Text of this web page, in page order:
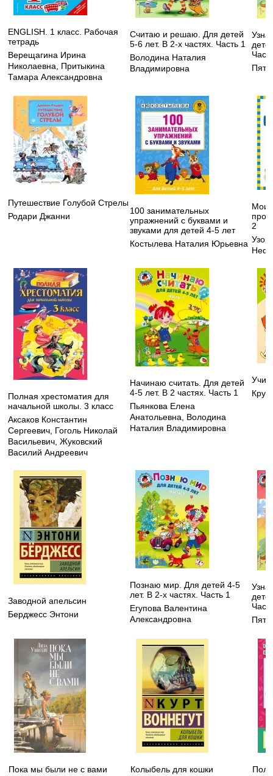
ENGLISH. 1 класс. Рабочая
тетрадь
Верещагина Ирина
Николаевна, Притыкина
Тамара Александровна
Считаю и решаю. Для детей
5-6 лет. В 2-х частях. Часть 1
Володина Наталия
Владимировна
Путешествие Голубой Стрелы
Родари Джанни
100 занимательных
упражнений с буквами и
звуками для детей 4-5 лет
Костылева Наталия Юрьевна
Мои
2
Полная хрестоматия для
начальной школы. 3 класс
Аксаков Константин
Сергеевич, Гоголь Николай
Васильевич, Жуковский
Василий Андреевич
Начинаю считать. Для детей
4-5 лет. В 2 частях. Часть 1
Пьянкова Елена
Анатольевна, Володина
Наталия Владимировна
Заводной апельсин
Берджесс Энтони
Познаю мир. Для детей 4-5
лет. В 2-х частях. Часть 1
Егупова Валентина
Александровна
Пока мы были не с вами Колыбель для кошки